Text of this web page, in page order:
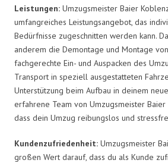
Leistungen: Umzugsmeister Baier
umfangreiches Leistungsangebot, das
Bedürfnisse zugeschnitten werden kann.
anderem die Demontage und Montage
fachgerechte Ein- und Auspacken des
Transport in speziell ausgestatteten
Unterstützung beim Aufbau in deinem
erfahrene Team von Umzugsmeister
dass dein Umzug reibungslos und
Kundenzufriedenheit: Umzugsmeister
großen Wert darauf, dass du als Kunde